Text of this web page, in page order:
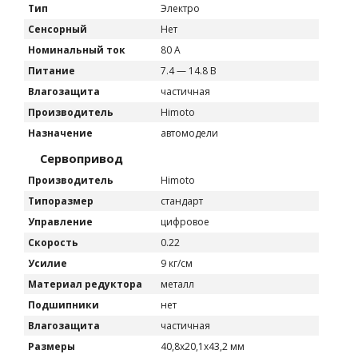
Тип
Электро
Сенсорный
Нет
Номинальный ток
80 А
Питание
7.4 — 14.8 В
Влагозащита
частичная
Производитель
Himoto
Назначение
автомодели
Сервопривод
Производитель
Himoto
Типоразмер
стандарт
Управление
цифровое
Скорость
0.22
Усилие
9 кг/см
Материал редуктора
металл
Подшипники
нет
Влагозащита
частичная
Размеры
40,8x20,1x43,2 мм